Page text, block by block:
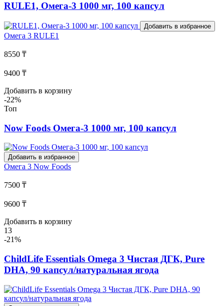
RULE1, Омега-3 1000 мг, 100 капсул
Добавить в избранное
Омега 3 RULE1
8550 ₸
9400 ₸
Добавить в корзину
-22%
Топ
Now Foods Омега-3 1000 мг, 100 капсул
Добавить в избранное
Омега 3 Now Foods
7500 ₸
9600 ₸
Добавить в корзину
13
-21%
ChildLife Essentials Omega 3 Чистая ДГК, Pure
DHA, 90 капсул/натуральная ягода